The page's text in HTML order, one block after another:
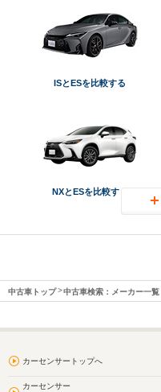
ISとESを比較する
NXとESを比較する
中古車トップ 中古車検索：メーカー一覧
カーセンサートップへ
カーセンサー